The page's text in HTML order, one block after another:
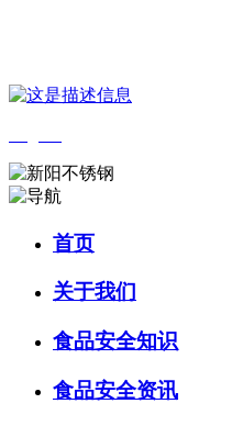
首页
关于我们
食品安全知识
食品安全资讯